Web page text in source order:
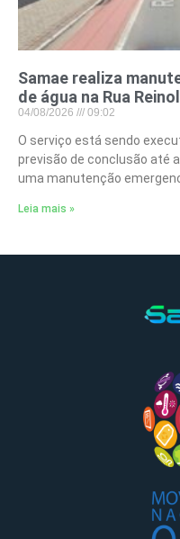
Samae realiza
de água na Rua
04/08/2026 09:02
O serviço está sendo
previsão de conclusão até
uma manutenção
Leia mais »